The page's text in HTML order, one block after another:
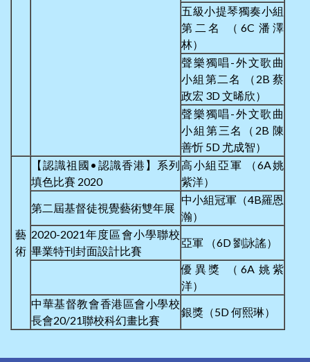
五級小提琴獨奏小組
第二名 （6C 潘澤
林）
聲樂獨唱-外文歌曲
小組第二名 （2B 蔡
政宏 3D 文晞欣）
聲樂獨唱-外文歌曲
小組第三名（2B 陳
善忻 5D 尤成智）
藝
術
【認識祖國•認識香港】系列
填色比賽 2020
高小組亞軍 （6A姚
紫洋）
第二屆基督徒視覺藝術雙年展
中小組冠軍（4B羅恩
瀚）
2020-2021年度區會小學聯校
畢業特刊封面設計比賽
亞軍 （6D 劉詠謠）
優異獎 （6A 姚紫
洋）
中華基督教會香港區會小學校
長會20/21聯校科幻畫比賽
銀獎（5D 何熙琳）